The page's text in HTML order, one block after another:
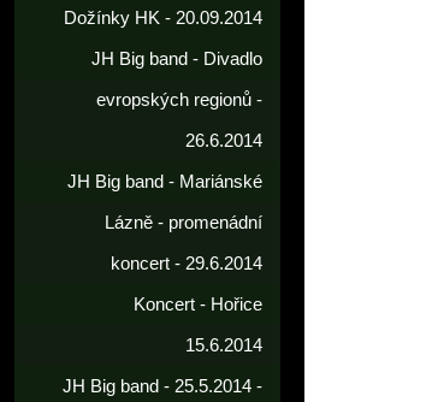
Dožínky HK - 20.09.2014
JH Big band - Divadlo
evropských regionů -
26.6.2014
JH Big band - Mariánské
Lázně - promenádní
koncert - 29.6.2014
Koncert - Hořice
15.6.2014
JH Big band - 25.5.2014 -